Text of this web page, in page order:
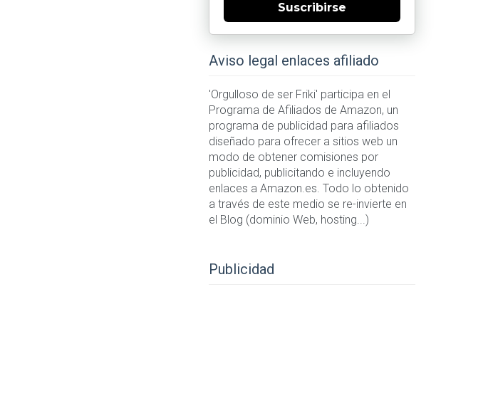
Suscribirse
Aviso legal enlaces afiliado
'Orgulloso de ser Friki' participa en el
Programa de Afiliados de Amazon, un
programa de publicidad para afiliados
diseñado para ofrecer a sitios web un
modo de obtener comisiones por
publicidad, publicitando e incluyendo
enlaces a Amazon.es. Todo lo obtenido
a través de este medio se re-invierte en
el Blog (dominio Web, hosting...)
Publicidad